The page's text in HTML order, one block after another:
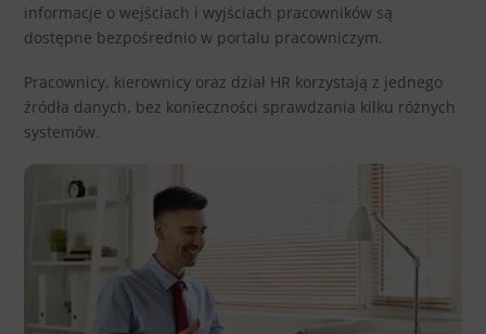
informacje o wejściach i wyjściach pracowników są
dostępne bezpośrednio w portalu pracowniczym.
Pracownicy, kierownicy oraz dział HR korzystają z jednego
źródła danych, bez konieczności sprawdzania kilku różnych
systemów.